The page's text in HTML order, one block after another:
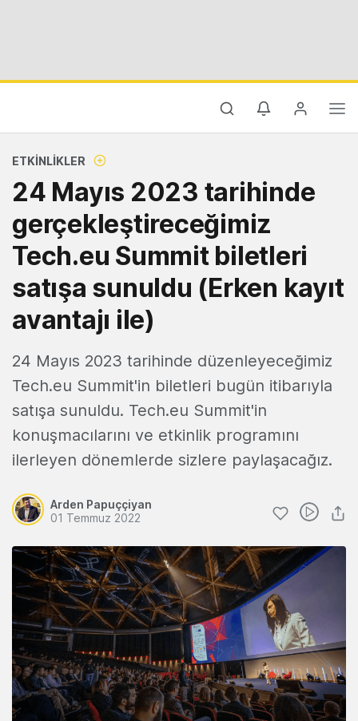
ETKINLIKLER
24 Mayıs 2023 tarihinde
gerçekleştireceğimiz
Tech.eu Summit biletleri
satışa sunuldu (Erken kayıt
avantajı ile)
24 Mayıs 2023 tarihinde düzenleyeceğimiz
Tech.eu Summit'in biletleri bugün itibarıyla
satışa sunuldu. Tech.eu Summit'in
konuşmacılarını ve etkinlik programını
ilerleyen dönemlerde sizlere paylaşacağız.
Arden Papuççiyan
01 Temmuz 2022